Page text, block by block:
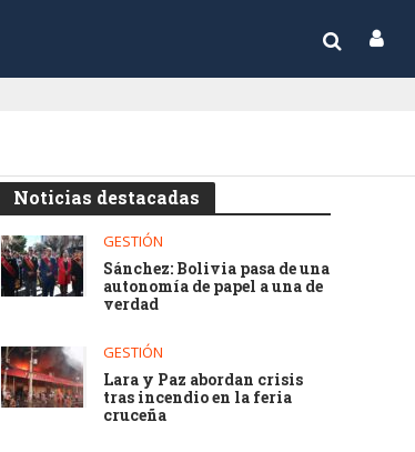
Noticias destacadas
GESTIÓN
Sánchez: Bolivia pasa de una
autonomía de papel a una de
verdad
GESTIÓN
Lara y Paz abordan crisis
tras incendio en la feria
cruceña